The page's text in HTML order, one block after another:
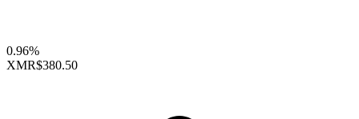
0.96%
XMR$380.50